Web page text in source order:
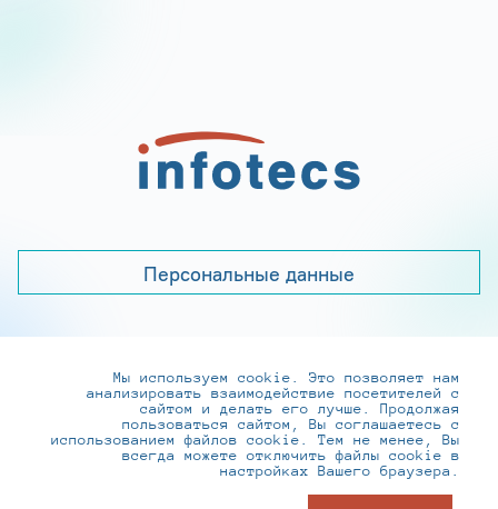
Персональные данные
+7 (495) 737-6192, 8-800-250-0-260
practice@infotecs.ru,hr@infotecs.ru
127273, г. Москва, Отрадная ул., 2Б строение 1
Мы используем cookie. Это позволяет нам
анализировать взаимодействие посетителей с
сайтом и делать его лучше. Продолжая
пользоваться сайтом, Вы соглашаетесь с
использованием файлов cookie. Тем не менее, Вы
всегда можете отключить файлы cookie в
настройках Вашего браузера.